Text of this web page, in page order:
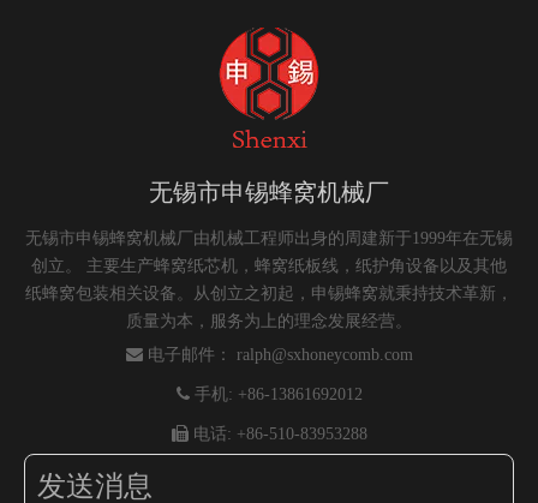
无锡市申锡蜂窝机械厂
无锡市申锡蜂窝机械厂由机械工程师出身的周建新于1999年在无锡
创立。 主要生产蜂窝纸芯机，蜂窝纸板线，纸护角设备以及其他
纸蜂窝包装相关设备。从创立之初起，申锡蜂窝就秉持技术革新，
质量为本，服务为上的理念发展经营。
电子邮件： ralph@sxhoneycomb.com
 手机: +86-13861692012
电话: +86-510-83953288
发送消息